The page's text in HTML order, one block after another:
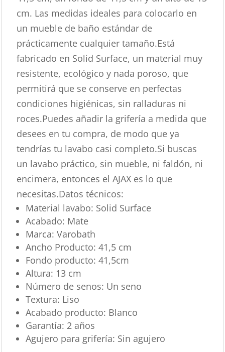
cm. Las medidas ideales para colocarlo en
un mueble de baño estándar de
prácticamente cualquier tamaño.Está
fabricado en Solid Surface, un material muy
resistente, ecológico y nada poroso, que
permitirá que se conserve en perfectas
condiciones higiénicas, sin ralladuras ni
roces.Puedes añadir la grifería a medida que
desees en tu compra, de modo que ya
tendrías tu lavabo casi completo.Si buscas
un lavabo práctico, sin mueble, ni faldón, ni
encimera, entonces el AJAX es lo que
necesitas.Datos técnicos:
Material lavabo: Solid Surface
Acabado: Mate
Marca: Varobath
Ancho Producto: 41,5 cm
Fondo producto: 41,5cm
Altura: 13 cm
Número de senos: Un seno
Textura: Liso
Acabado producto: Blanco
Garantía: 2 años
Agujero para grifería: Sin agujero